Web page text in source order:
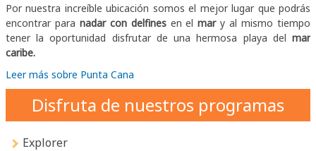
Por nuestra increíble ubicación somos el mejor lugar que podrás
encontrar para nadar con delfines en el mary al mismo tiempo
tener la oportunidad disfrutar de una hermosa playa del mar
caribe.
Leer más sobre Punta Cana
Disfruta de nuestros programas
Explorer